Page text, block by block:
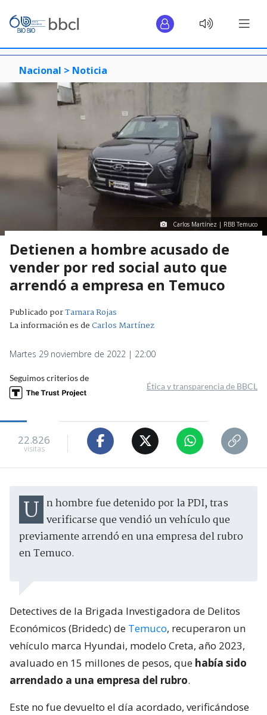
Nacional > Noticia
Carlos Martínez | RBB Temuco
Detienen a hombre acusado de
vender por red social auto que
arrendó a empresa en Temuco
Publicado porTamara Rojas
La información es deCarlos Martínez
Martes 29 noviembre de 2022 | 22:00
Seguimos criterios de
Ética y transparencia de BBCL
22.826
visitas
Un hombre fue detenido por la PDI, tras verificarse que vendió un vehículo que
previamente arrendó en una empresa del rubro
en Temuco.
Detectives de la Brigada Investigadora de Delitos
Económicos (Bridedc) de Temuco, recuperaron un
vehículo marca Hyundai, modelo Creta, año 2023,
avaluado en 15 millones de pesos, que había sido
arrendado a una empresa del rubro.
Este no fue devuelto el día acordado, verificándose